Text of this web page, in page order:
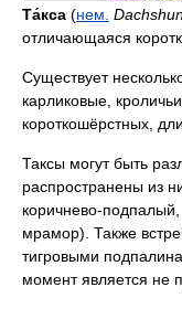
Та́кса (нем.
отличающаяся
Существует
карликовые,
короткошёрстных,
Таксы могут быть
распространены из
коричнево-
мрамор). Также
тигровыми
момент является не